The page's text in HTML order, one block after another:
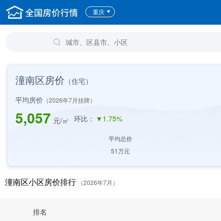
重庆
潼南区房价 （住宅）
平均房价 （2026年7月挂牌）
5,057 元/㎡ 环比： ▼1.75%
平均总价
51万元
潼南区小区房价排行 （2026年7月）
排名